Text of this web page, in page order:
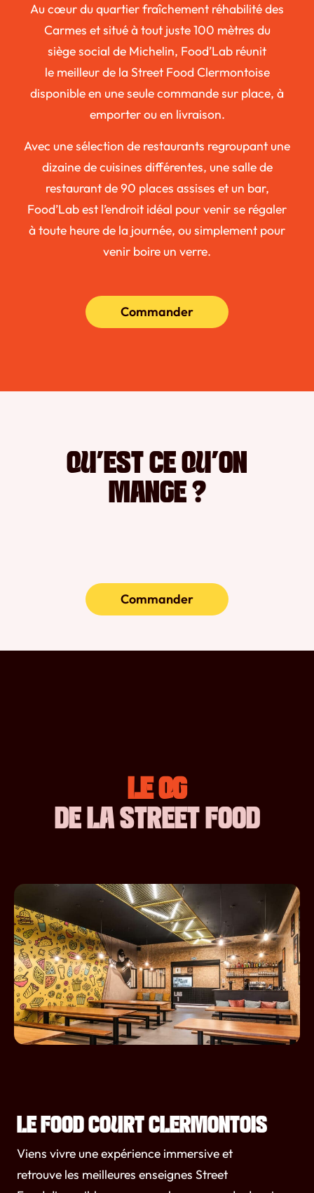
Au cœur du quartier fraîchement réhabilité des
Carmes et situé à tout juste 100 mètres du
siège social de Michelin, Food’Lab réunit
le meilleur de la Street Food Clermontoise
disponible en une seule commande sur place, à
emporter ou en livraison.
Avec une sélection de restaurants regroupant une
dizaine de cuisines différentes, une salle de
restaurant de 90 places assises et un bar,
Food’Lab est l’endroit idéal pour venir se régaler
à toute heure de la journée, ou simplement pour
venir boire un verre.
Commander
QU’EST CE QU’ON
MANGE ?
Commander
LE QG
DE LA STREET FOOD
LE FOOD COURT CLERMONTOIS
Viens vivre une expérience immersive et
retrouve les meilleures enseignes Street